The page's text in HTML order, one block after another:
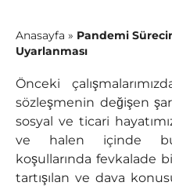
Anasayfa » Pandemi
Uyarlanması
Önceki
sözleşmenin değişen
sosyal ve ticari
ve halen içinde
koşullarında fevkalade
tartışılan ve dava